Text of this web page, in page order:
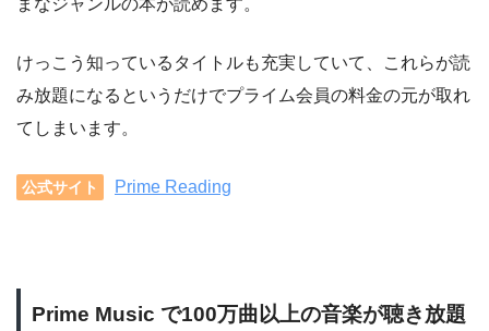
けっこう知っているタイトルも充実していて、これらが読
み放題になるというだけでプライム会員の料金の元が取れ
てしまいます。
公式サイト Prime Reading
Prime Music で100万曲以上の音楽が聴き放題